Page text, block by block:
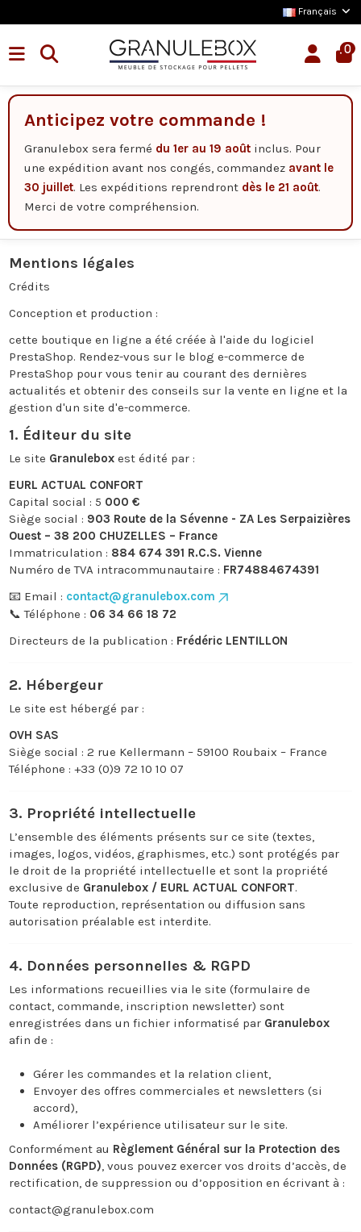
Français
0
Anticipez votre commande !
Granulebox sera fermé du 1er au 19 août inclus. Pour
une expédition avant nos congés, commandez avant le
30 juillet. Les expéditions reprendront dès le 21 août.
Merci de votre compréhension.
Mentions légales
Crédits
Conception et production :
cette boutique en ligne a été créée à l'aide du logiciel
PrestaShop. Rendez-vous sur le blog e-commerce de
PrestaShop pour vous tenir au courant des dernières
actualités et obtenir des conseils sur la vente en ligne et la
gestion d'un site d'e-commerce.
1. Éditeur du site
Le site Granulebox est édité par :
EURL ACTUAL CONFORT
Capital social : 5 000 €
Siège social : 903 Route de la Sévenne - ZA Les Serpaizières
Ouest – 38 200 CHUZELLES – France
Immatriculation : 884 674 391 R.C.S. Vienne
Numéro de TVA intracommunautaire : FR74884674391
📧 Email : contact@granulebox.com
📞 Téléphone : 06 34 66 18 72
Directeurs de la publication : Frédéric LENTILLON
2. Hébergeur
Le site est hébergé par :
OVH SAS
Siège social : 2 rue Kellermann – 59100 Roubaix – France
Téléphone : +33 (0)9 72 10 10 07
3. Propriété intellectuelle
L’ensemble des éléments présents sur ce site (textes,
images, logos, vidéos, graphismes, etc.) sont protégés par
le droit de la propriété intellectuelle et sont la propriété
exclusive de Granulebox / EURL ACTUAL CONFORT.
Toute reproduction, représentation ou diffusion sans
autorisation préalable est interdite.
4. Données personnelles & RGPD
Les informations recueillies via le site (formulaire de
contact, commande, inscription newsletter) sont
enregistrées dans un fichier informatisé par Granulebox
afin de :
Gérer les commandes et la relation client,
Envoyer des offres commerciales et newsletters (si
accord),
Améliorer l’expérience utilisateur sur le site.
Conformément au Règlement Général sur la Protection des
Données (RGPD), vous pouvez exercer vos droits d’accès, de
rectification, de suppression ou d’opposition en écrivant à :
contact@granulebox.com